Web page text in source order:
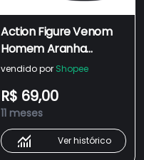
Action Figure Venom
Homem Aranha
Boneco Spiderman
Brock Articulações
Móveis PVC Figura de
Ação Modelo
Brinquedos HONO
vendido por Shopee
R$ 69,00
11 meses
Ver histórico